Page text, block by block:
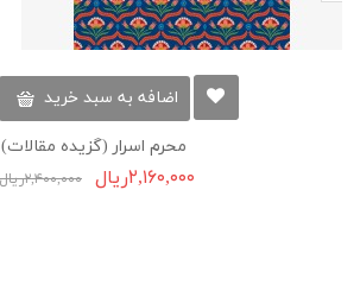
اضافه به سبد خرید
محرم اسرار (گزیده مقالات)
۲,۱۶۰,۰۰۰ریال ۲,۴۰۰,۰۰۰ریال